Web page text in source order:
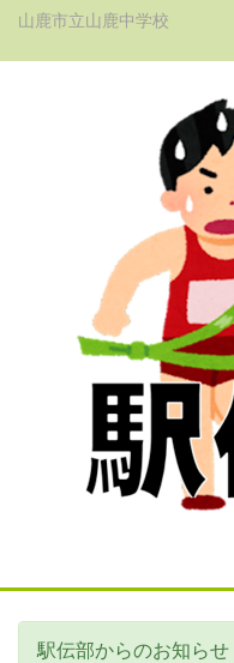
山鹿市立山鹿中学校
駅伝部からのお知らせ